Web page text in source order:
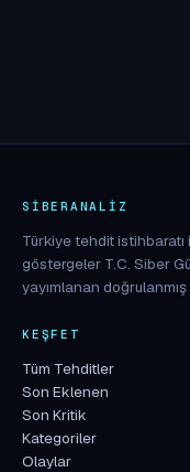
SIBERANALIZ
Türkiye tehdit istihbaratı
göstergeler T.C. Siber
yayımlanan
KEŞFET
Tüm Tehditler
Son Eklenen
Son Kritik
Kategoriler
Olaylar